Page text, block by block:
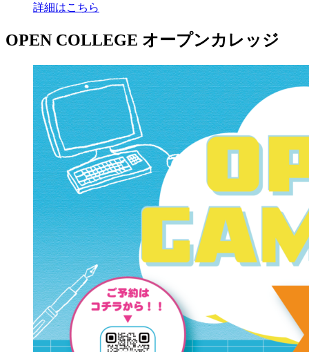
詳細はこちら
OPEN COLLEGE オープンカレッジ